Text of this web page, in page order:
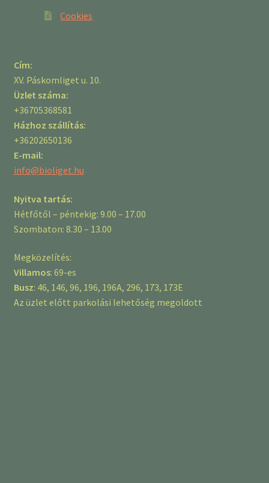
Cookies
Cím:
XV. Páskomliget u. 10.
Üzlet száma:
+36705368581
Házhoz szállítás:
+36202650136
E-mail:
info@bioliget.hu
Nyitva tartás:
Hétfőtől – péntekig: 9.00 – 17.00
Szombaton: 8.30 – 13.00
Megközelítés:
Villamos: 69-es
Busz: 46, 146, 96, 196, 196A, 296, 173, 173E
Az üzlet előtt parkolási lehetőség megoldott